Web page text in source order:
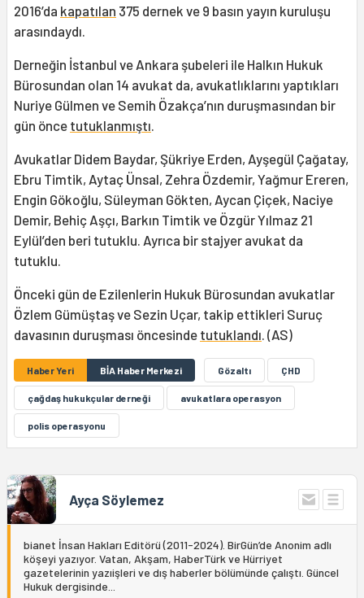
2016’da kapatılan 375 dernek ve 9 basın yayın kuruluşu
arasındaydı.
Derneğin İstanbul ve Ankara şubeleri ile Halkın Hukuk
Bürosundan olan 14 avukat da, avukatlıklarını yaptıkları
Nuriye Gülmen ve Semih Özakça’nın duruşmasından bir
gün önce tutuklanmıştı.
Avukatlar Didem Baydar, Şükriye Erden, Ayşegül Çağatay,
Ebru Timtik, Aytaç Ünsal, Zehra Özdemir, Yağmur Ereren,
Engin Gökoğlu, Süleyman Gökten, Aycan Çiçek, Naciye
Demir, Behiç Aşçı, Barkın Timtik ve Özgür Yılmaz 21
Eylül’den beri tutuklu. Ayrıca bir stajyer avukat da
tutuklu.
Önceki gün de Ezilenlerin Hukuk Bürosundan avukatlar
Özlem Gümüştaş ve Sezin Uçar, takip ettikleri Suruç
davasının duruşması öncesinde tutuklandı. (AS)
Haber Yeri BİA Haber Merkezi Gözaltı ÇHD
çağdaş hukukçular derneği avukatlara operasyon
polis operasyonu
Ayça Söylemez
bianet İnsan Hakları Editörü (2011-2024). BirGün’de Anonim adlı
köşeyi yazıyor. Vatan, Akşam, HaberTürk ve Hürriyet
gazetelerinin yazıişleri ve dış haberler bölümünde çalıştı. Güncel
Hukuk dergisinde...